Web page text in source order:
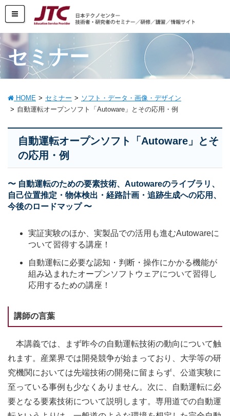
セミナー
HOME セミナー
ソフト・データ・画像・デザイン
自動運転オープンソフト「Autoware」とその応用・例
自動運転オープンソフト「Autoware」とそ
の応用・例
〜 自動運転のための要素技術、Autowareのライブラリ、
自己位置推定・物体検出・経路計画・追跡生成への応用、
今後のロードマップ 〜
実証実験のほか、実製品での活用も進むAutowareに
ついて習得する講座！
自動運転に必要な認知・判断・操作にかかる機能が
組み込まれたオープンソフトウェアについて習得し
応用するための講座！
講師の言葉
本講義では、まず昨今の自動運転技術の動向について触
れます。産業界では開発競争が始まっており、大学等の研
究機関においては先端技術の開発に留まらず、公道実験に
至っている事例も少なくありません。次に、自動運転に必
要となる要素技術について説明します。専用道での自動運